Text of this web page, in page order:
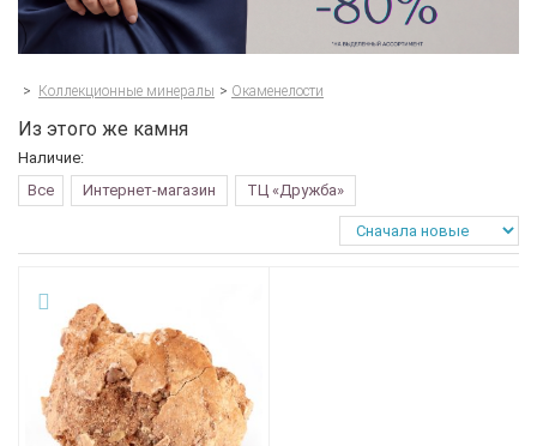
> Коллекционные минералы > Окаменелости
Из этого же камня
Наличие:
Все
Интернет-магазин ТЦ «Дружба»